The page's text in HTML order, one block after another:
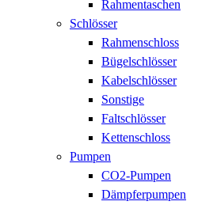
Rahmentaschen
Schlösser
Rahmenschloss
Bügelschlösser
Kabelschlösser
Sonstige
Faltschlösser
Kettenschloss
Pumpen
CO2-Pumpen
Dämpferpumpen